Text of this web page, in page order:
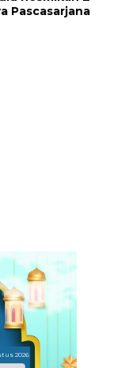
Pascasarjana
2026